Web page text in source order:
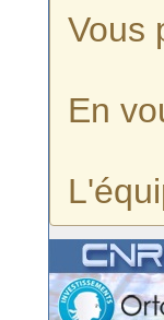
Vous
En